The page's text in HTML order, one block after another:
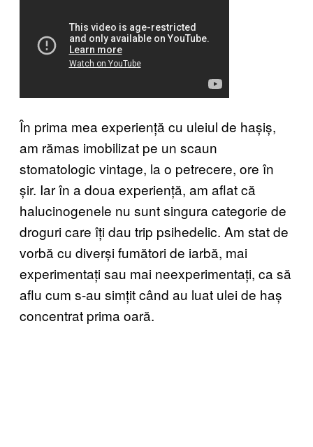
În prima mea experiență cu uleiul de hașiș,
am rămas imobilizat pe un scaun
stomatologic vintage, la o petrecere, ore în
șir. Iar în a doua experiență, am aflat că
halucinogenele nu sunt singura categorie de
droguri care îți dau trip psihedelic. Am stat de
vorbă cu diverși fumători de iarbă, mai
experimentați sau mai neexperimentați, ca să
aflu cum s-au simțit când au luat ulei de haș
concentrat prima oară.